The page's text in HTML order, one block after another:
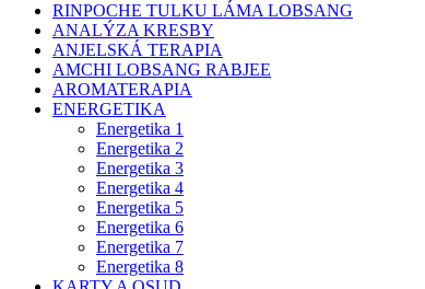
RINPOCHE TULKU LÁMA LOBSANG
ANALÝZA KRESBY
ANJELSKÁ TERAPIA
AMCHI LOBSANG RABJEE
AROMATERAPIA
ENERGETIKA
Energetika 1
Energetika 2
Energetika 3
Energetika 4
Energetika 5
Energetika 6
Energetika 7
Energetika 8